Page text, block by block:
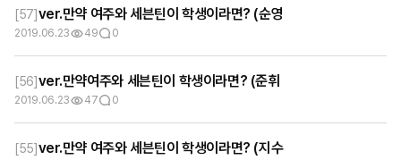
[57]ver.만약 여주와 세븐틴이 학생이라면? (순영
2019.06.23 49 0
[56]ver.만약여주와 세븐틴이 학생이라면? (준휘
2019.06.23 47 0
[55]ver.만약 여주와 세븐틴이 학생이라면? (지수